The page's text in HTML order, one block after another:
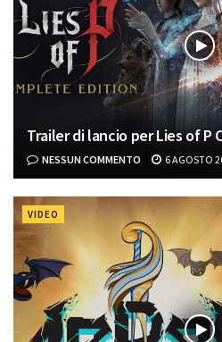
Trailer di lancio per Lies of P
NESSUN COMMENTO 6 AGOSTO
VIDEO